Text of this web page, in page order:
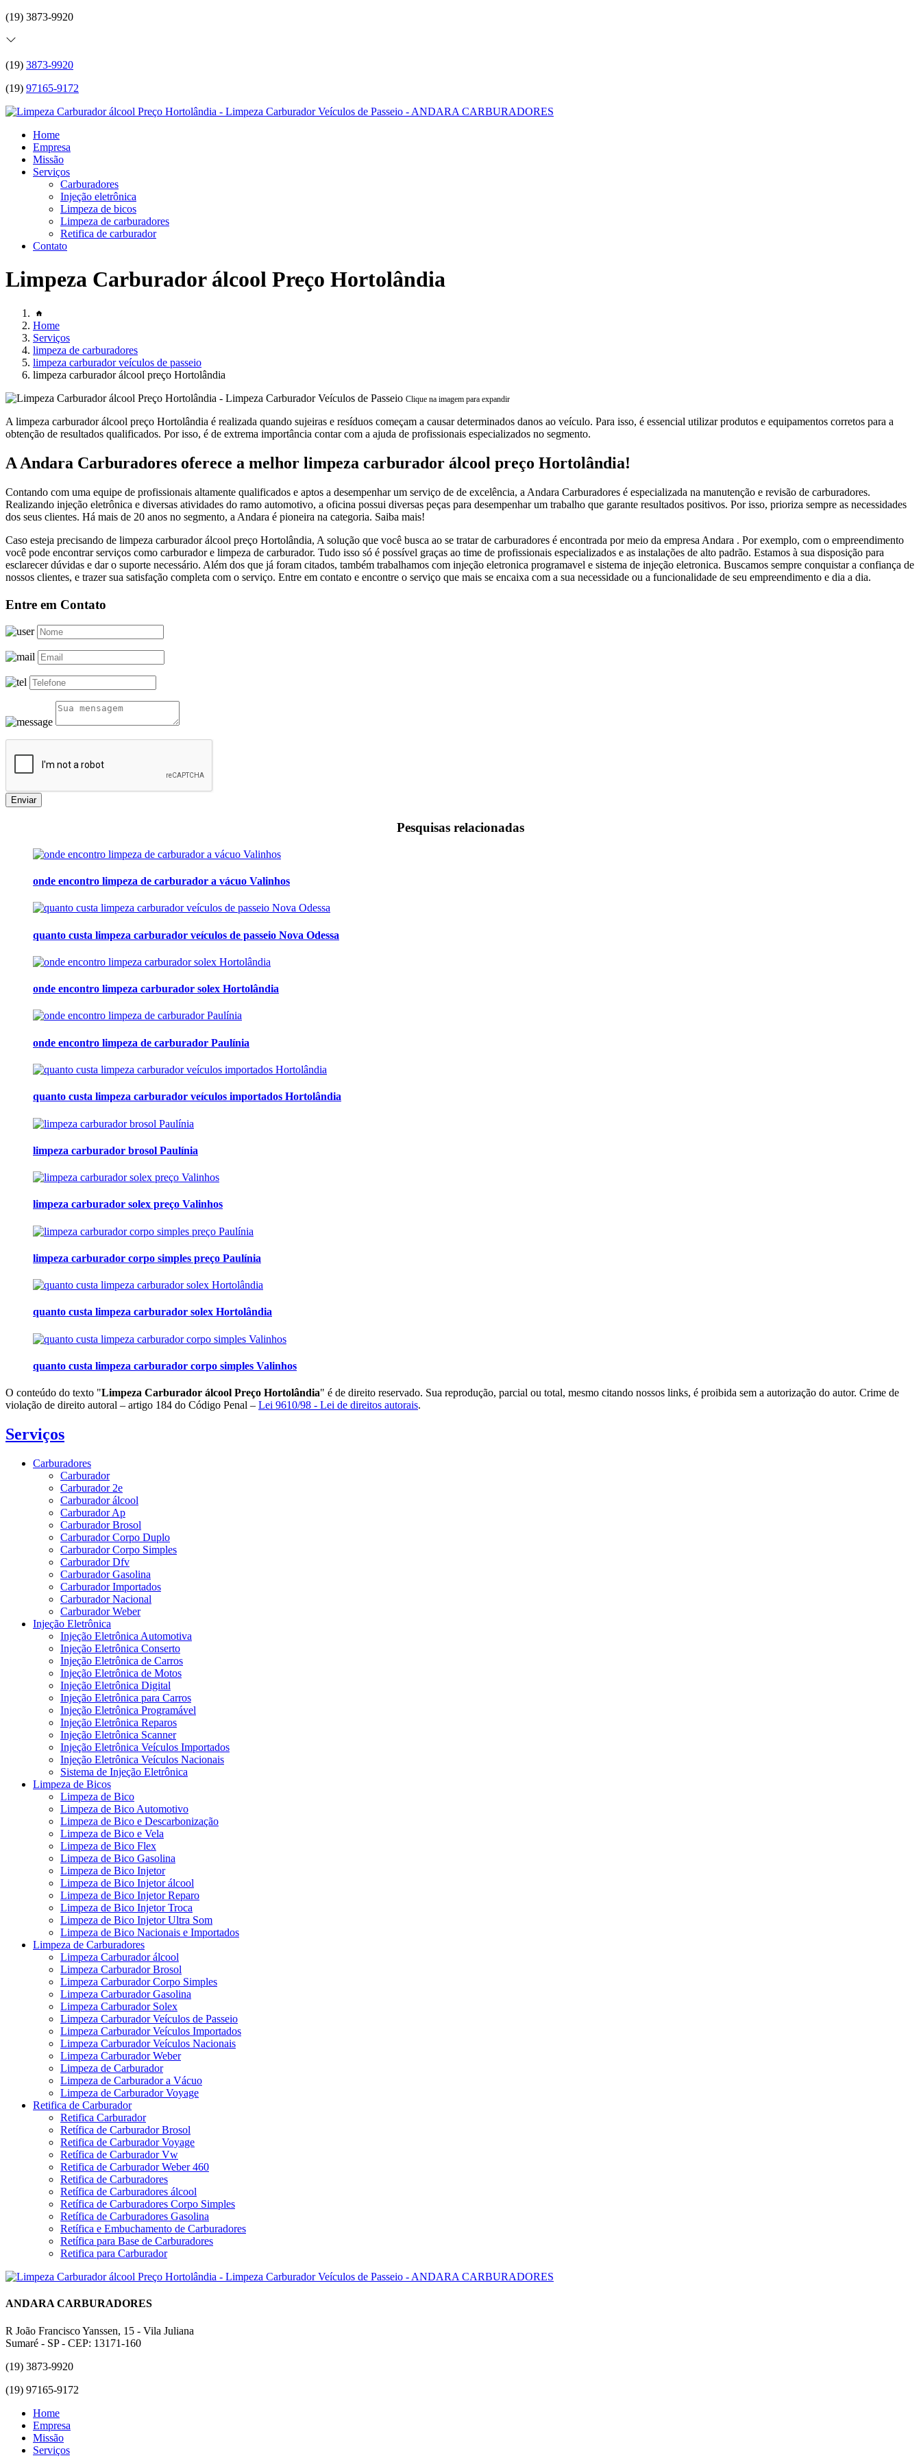
(19) 3873-9920
(19) 3873-9920
(19) 97165-9172
Home
Empresa
Missão
Serviços
Carburadores
Injeção eletrônica
Limpeza de bicos
Limpeza de carburadores
Retifica de carburador
Contato
Limpeza Carburador álcool Preço Hortolândia
Home
Serviços
limpeza de carburadores
limpeza carburador veículos de passeio
limpeza carburador álcool preço Hortolândia
Clique na imagem para expandir
A limpeza carburador álcool preço Hortolândia é realizada quando sujeiras e resíduos começam a causar determinados danos ao veículo. Para isso, é essencial utilizar produtos e equipamentos corretos para a
obtenção de resultados qualificados. Por isso, é de extrema importância contar com a ajuda de profissionais especializados no segmento.
A Andara Carburadores oferece a melhor limpeza carburador álcool preço Hortolândia!
Contando com uma equipe de profissionais altamente qualificados e aptos a desempenhar um serviço de de excelência, a Andara Carburadores é especializada na manutenção e revisão de carburadores.
Realizando injeção eletrônica e diversas atividades do ramo automotivo, a oficina possui diversas peças para desempenhar um trabalho que garante resultados positivos. Por isso, prioriza sempre as necessidades
dos seus clientes. Há mais de 20 anos no segmento, a Andara é pioneira na categoria. Saiba mais!
Caso esteja precisando de limpeza carburador álcool preço Hortolândia, A solução que você busca ao se tratar de carburadores é encontrada por meio da empresa Andara . Por exemplo, com o empreendimento
você pode encontrar serviços como carburador e limpeza de carburador. Tudo isso só é possível graças ao time de profissionais especializados e as instalações de alto padrão. Estamos à sua disposição para
esclarecer dúvidas e dar o suporte necessário. Além dos que já foram citados, também trabalhamos com injeção eletronica programavel e sistema de injeção eletronica. Buscamos sempre conquistar a confiança de
nossos clientes, e trazer sua satisfação completa com o serviço. Entre em contato e encontre o serviço que mais se encaixa com a sua necessidade ou a funcionalidade de seu empreendimento e dia a dia.
Entre em Contato
Enviar
Pesquisas relacionadas
onde encontro limpeza de carburador a vácuo Valinhos
quanto custa limpeza carburador veículos de passeio Nova Odessa
onde encontro limpeza carburador solex Hortolândia
onde encontro limpeza de carburador Paulínia
quanto custa limpeza carburador veículos importados Hortolândia
limpeza carburador brosol Paulínia
limpeza carburador solex preço Valinhos
limpeza carburador corpo simples preço Paulínia
quanto custa limpeza carburador solex Hortolândia
quanto custa limpeza carburador corpo simples Valinhos
O conteúdo do texto "Limpeza Carburador álcool Preço Hortolândia" é de direito reservado. Sua reprodução, parcial ou total, mesmo citando nossos links, é proibida sem a autorização do autor. Crime de
violação de direito autoral – artigo 184 do Código Penal – Lei 9610/98 - Lei de direitos autorais.
Serviços
Carburadores
Carburador
Carburador 2e
Carburador álcool
Carburador Ap
Carburador Brosol
Carburador Corpo Duplo
Carburador Corpo Simples
Carburador Dfv
Carburador Gasolina
Carburador Importados
Carburador Nacional
Carburador Weber
Injeção Eletrônica
Injeção Eletrônica Automotiva
Injeção Eletrônica Conserto
Injeção Eletrônica de Carros
Injeção Eletrônica de Motos
Injeção Eletrônica Digital
Injeção Eletrônica para Carros
Injeção Eletrônica Programável
Injeção Eletrônica Reparos
Injeção Eletrônica Scanner
Injeção Eletrônica Veículos Importados
Injeção Eletrônica Veículos Nacionais
Sistema de Injeção Eletrônica
Limpeza de Bicos
Limpeza de Bico
Limpeza de Bico Automotivo
Limpeza de Bico e Descarbonização
Limpeza de Bico e Vela
Limpeza de Bico Flex
Limpeza de Bico Gasolina
Limpeza de Bico Injetor
Limpeza de Bico Injetor álcool
Limpeza de Bico Injetor Reparo
Limpeza de Bico Injetor Troca
Limpeza de Bico Injetor Ultra Som
Limpeza de Bico Nacionais e Importados
Limpeza de Carburadores
Limpeza Carburador álcool
Limpeza Carburador Brosol
Limpeza Carburador Corpo Simples
Limpeza Carburador Gasolina
Limpeza Carburador Solex
Limpeza Carburador Veículos de Passeio
Limpeza Carburador Veículos Importados
Limpeza Carburador Veículos Nacionais
Limpeza Carburador Weber
Limpeza de Carburador
Limpeza de Carburador a Vácuo
Limpeza de Carburador Voyage
Retifica de Carburador
Retifica Carburador
Retífica de Carburador Brosol
Retifica de Carburador Voyage
Retífica de Carburador Vw
Retifica de Carburador Weber 460
Retifica de Carburadores
Retífica de Carburadores álcool
Retífica de Carburadores Corpo Simples
Retífica de Carburadores Gasolina
Retífica e Embuchamento de Carburadores
Retífica para Base de Carburadores
Retifica para Carburador
ANDARA CARBURADORES
R João Francisco Yanssen, 15 - Vila Juliana
Sumaré - SP - CEP: 13171-160
(19) 3873-9920
(19) 97165-9172
Home
Empresa
Missão
Serviços